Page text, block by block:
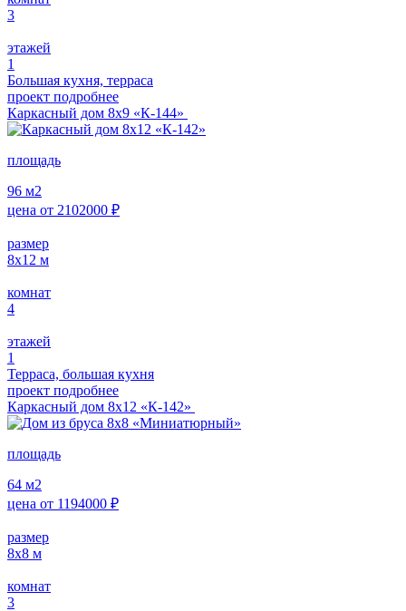
3
этажей
1
Большая кухня, терраса
проект подробнее
Каркасный дом 8х9 «К-144»
площадь
96 м2
цена от 2102000 ₽
размер
8x12 м
комнат
4
этажей
1
Терраса, большая кухня
проект подробнее
Каркасный дом 8х12 «К-142»
площадь
64 м2
цена от 1194000 ₽
размер
8x8 м
комнат
3